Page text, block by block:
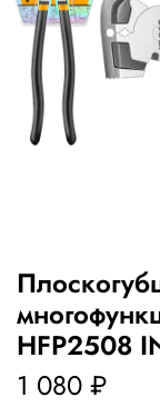
HFP2508
1 080 ₽